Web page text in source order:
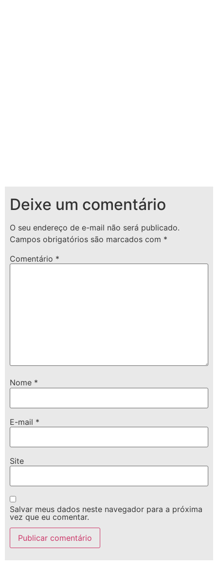
Deixe um comentário
O seu endereço de e-mail não será publicado.
Campos obrigatórios são marcados com *
Comentário *
Nome *
E-mail *
Site
Salvar meus dados neste navegador para a próxima
vez que eu comentar.